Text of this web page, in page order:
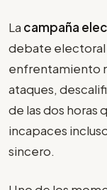
La campaña
debate electoral
enfrentamiento
ataques,
de las dos horas
incapaces
sincero.